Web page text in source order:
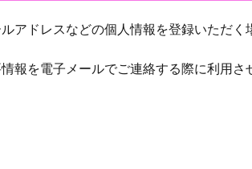
アドレスなどの個人情報を登録いただく
報を電子メールでご連絡する際に利用